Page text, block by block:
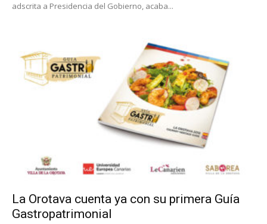
adscrita a Presidencia del Gobierno, acaba...
La Orotava cuenta ya con su primera Guía
Gastropatrimonial